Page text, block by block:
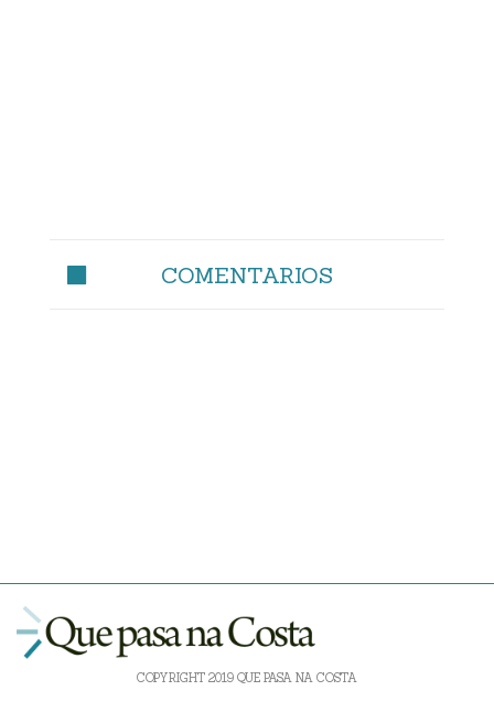
COMENTARIOS
COPYRIGHT 2019 QUE PASA NA COSTA